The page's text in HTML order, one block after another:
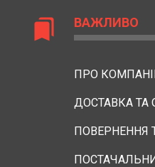
bookmarks ВАЖЛИВО
ПРО
ДОСТАВКА ТА
ПОВЕРНЕННЯ